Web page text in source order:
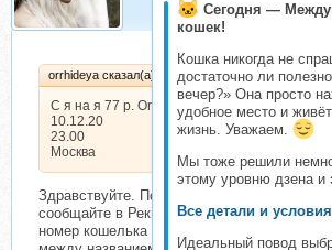
Сегодня —
кошек!
Кошка никогда не
достаточно ли
вечер?» Она просто
удобное место и
жизнь. Уважаем.
Мы тоже решили
этому уровню дзена и
Все детали и
Идеальный повод
orrhideya сказал(а):
С я на я 77 р. Orrhideya 11070
10.12.20
23.00
Москва
Здравствуйте. Пожалуйста, соблюдайте
сообщайте в Реквизитах темы(переписка,
номер кошелька для оплаты). Кнопка